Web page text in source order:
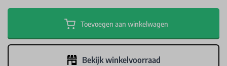
Toevoegen aan winkelwagen
Bekijk winkelvoorraad